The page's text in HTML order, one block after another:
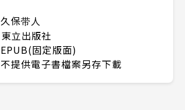
久保带人
東立出版社
EPUB(固定版面)
不提供電子書檔案另存下載